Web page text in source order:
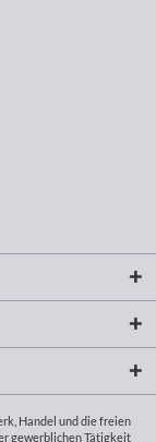
Handel und die freien
gewerblichen Tätigkeit